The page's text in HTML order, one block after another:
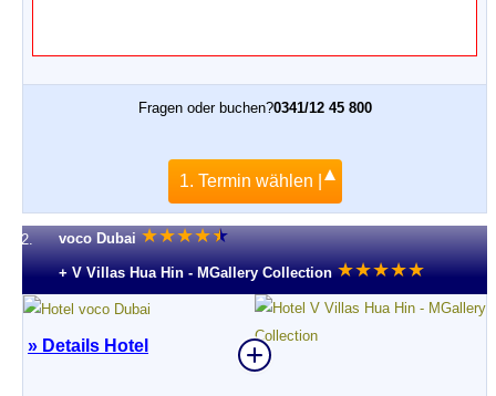
Fragen oder buchen?0341/12 45 800
1. Termin wählen |
2. voco Dubai ★★★★★
★
+ V Villas Hua Hin - MGallery Collection ★★★★★
» Details Hotel